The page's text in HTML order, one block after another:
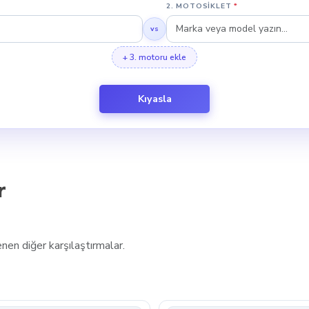
2024 RK250S Sıvı Soğutmalı bir sistem sunuyor.
açısından birbirine yakın seviyelerde olup farklı kullanım
vs
2. MOTOSIKLET*
+ 3. motoru ekle
Kıyasla
diğer karşılaştırmalar.